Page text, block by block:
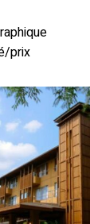
prix